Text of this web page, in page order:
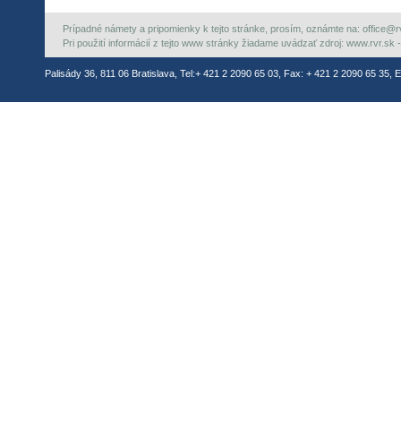
Prípadné námety a pripomienky k tejto stránke, prosím, oznámte na:
Pri použití informácií z tejto www stránky žiadame uvádzať zdroj: www.rvr.sk
Palisády 36, 811 06 Bratislava, Tel:+ 421 2 2090 65 03, Fax: + 421 2 2090 65 35,